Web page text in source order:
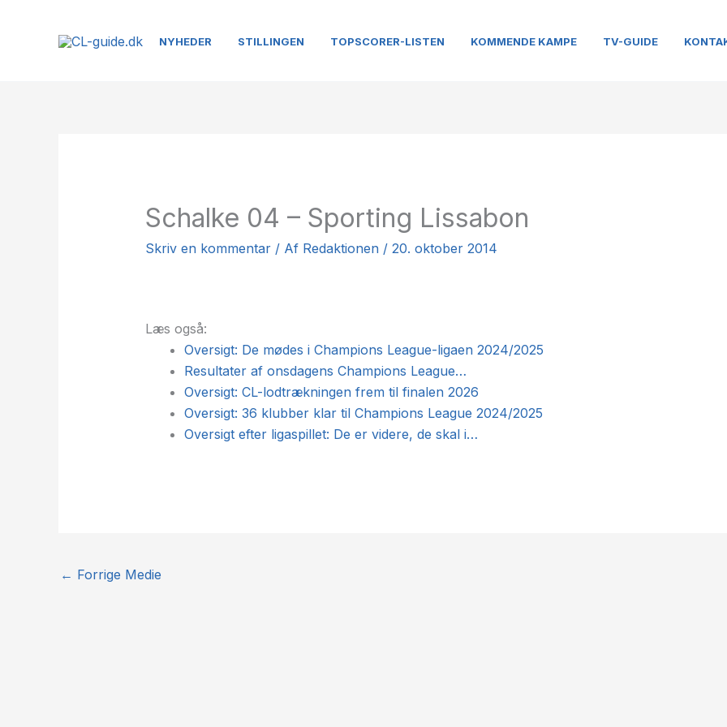
NYHEDER STILLINGEN TOPSCORER-LISTEN KOMMENDE KAMPE TV-GUIDE
Schalke 04 – Sporting Lissabon
Skriv en kommentar / Af Redaktionen / 20. oktober 2014
Læs også:
Oversigt: De mødes i Champions League-ligaen 2024/2025
Resultater af onsdagens Champions League…
Oversigt: CL-lodtrækningen frem til finalen 2026
Oversigt: 36 klubber klar til Champions League 2024/2025
Oversigt efter ligaspillet: De er videre, de skal i…
← Forrige Medie